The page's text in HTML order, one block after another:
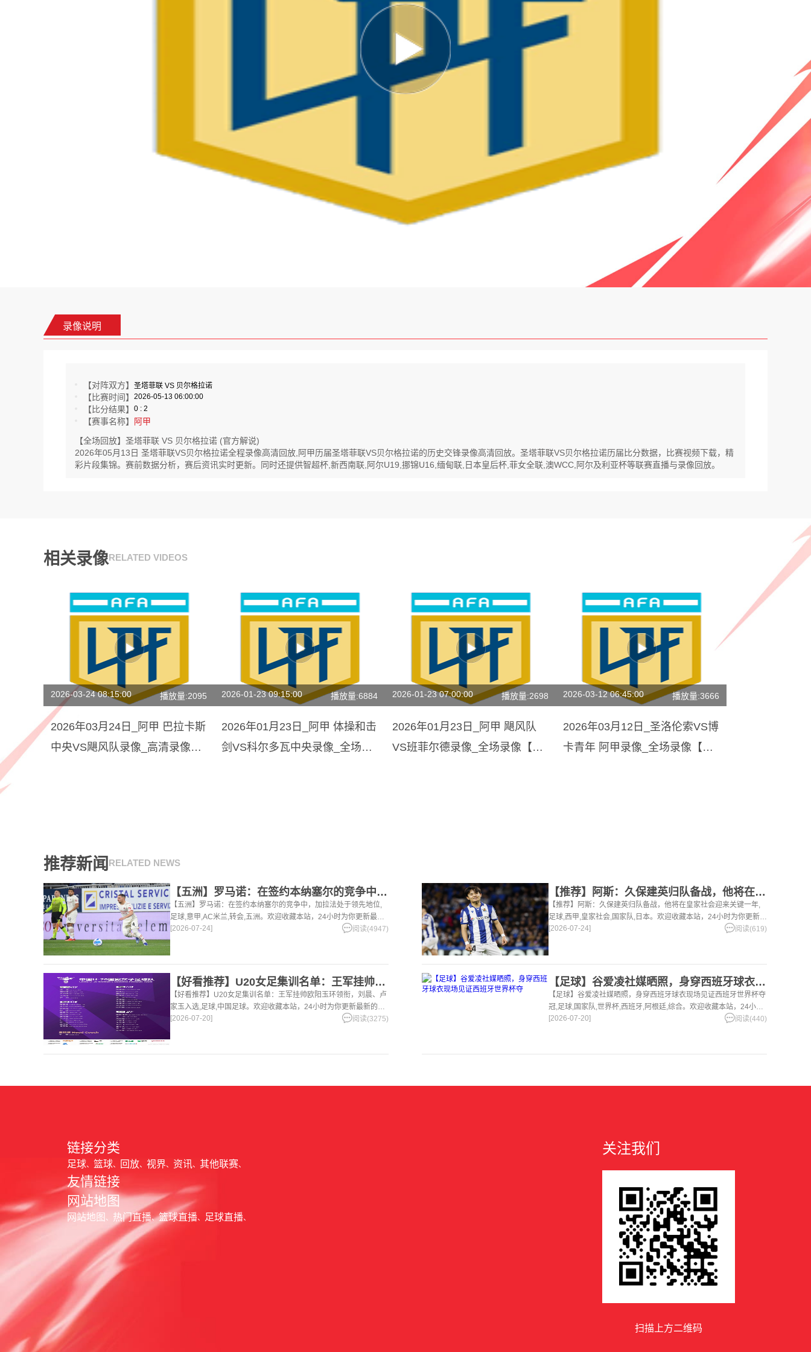
录像说明
【对阵双方】 圣塔菲联 VS 贝尔格拉诺
【比赛时间】 2026-05-13 06:00:00
【比分结果】 0 : 2
【赛事名称】
阿甲
【全场回放】圣塔菲联 VS 贝尔格拉诺 (官方解说)
2026年05月13日 圣塔菲联VS贝尔格拉诺全程录像高清回放,阿甲历届圣塔菲联VS贝尔格拉诺的历史交锋录像高清回放。圣塔菲联VS贝尔格拉诺历届比分数据，比赛视频下载，精
彩片段集锦。赛前数据分析，赛后资讯实时更新。同时还提供智超杯,新西南联,阿尔U19,挪锦U16,缅甸联,日本皇后杯,菲女全联,澳WCC,阿尔及利亚杯等联赛直播与录像回放。
相关录像RELATED VIDEOS
2026-03-24 08:15:00 播放量:2095
2026年03月24日_阿甲 巴拉卡斯
中央VS飓风队录像_高清录像
2026-01-23 09:15:00 播放量:6884
2026年01月23日_阿甲 体操和击
剑VS科尔多瓦中央录像_全场录
2026-01-23 07:00:00 播放量:2698
2026年01月23日_阿甲 飓风队
VS班菲尔德录像_全场录像【视
2026-03-12 06:45:00 播放量:3666
2026年03月12日_圣洛伦索VS博
卡青年 阿甲录像_全场录像【高
推荐新闻 RELATED NEWS
【五洲】罗马诺：在签约本纳塞尔的竞争中，加拉法处于领先地位
【五洲】罗马诺：在签约本纳塞尔的竞争中，加拉法处于领先地位,
足球,意甲,AC米兰,转会,五洲。欢迎收藏本站，24小时为你更新最新
的足球，篮球体育资讯。
[2026-07-24] 阅读(4947)
【推荐】阿斯：久保建英归队备战，他将在皇家社会迎来关键一年
【推荐】阿斯：久保建英归队备战，他将在皇家社会迎来关键一年,
足球,西甲,皇家社会,国家队,日本。欢迎收藏本站，24小时为你更新最
新的足球，篮球体育资讯。
[2026-07-24] 阅读(619)
【好看推荐】U20女足集训名单：王军挂帅欧阳玉环领衔，刘晨、
【好看推荐】U20女足集训名单：王军挂帅欧阳玉环领衔，刘晨、卢
家玉入选,足球,中国足球。欢迎收藏本站，24小时为你更新最新的足
球，篮球体育资讯。
[2026-07-20] 阅读(3275)
【足球】谷爱凌社媒晒照，身穿西班牙球衣现场见证西班牙世界杯夺
【足球】谷爱凌社媒晒照，身穿西班牙球衣现场见证西班牙世界杯夺
冠,足球,国家队,世界杯,西班牙,阿根廷,综合。欢迎收藏本站，24小时
为你更新最新的足球，篮球体育资讯。
[2026-07-20] 阅读(440)
链接分类
足球 篮球 回放 视界 资讯 其他联赛
友情链接
网站地图
网站地图 热门直播 篮球直播 足球直播
关注我们
扫描上方二维码